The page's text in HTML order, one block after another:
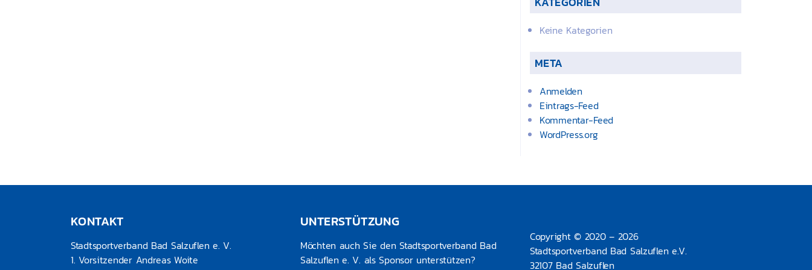
Keine Kategorien
META
Anmelden
Eintrags-Feed
Kommentar-Feed
WordPress.org
KONTAKT
Stadtsportverband Bad Salzuflen e. V.
1. Vorsitzender Andreas Woite
UNTERSTÜTZUNG
Möchten auch Sie den Stadtsportverband Bad
Salzuflen e. V. als Sponsor unterstützen?
Copyright © 2020 – 2026
Stadtsportverband Bad Salzuflen e.V.
32107 Bad Salzuflen